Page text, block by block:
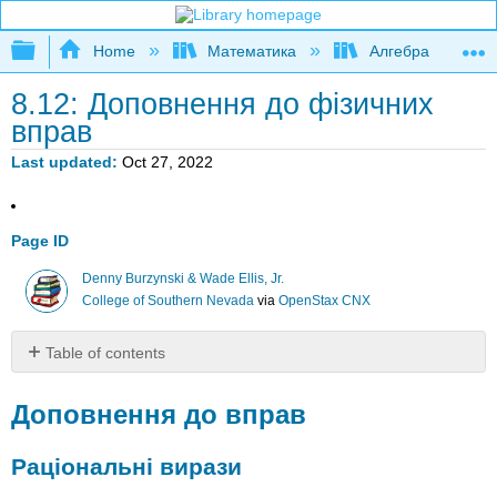
Expand/collapse global hierarchy
Home Математика Алгебра
8.12: Доповнення до фізичних
вправ
Last updated Oct 27, 2022
Page ID
Denny Burzynski & Wade Ellis, Jr.
College of Southern Nevadavia OpenStax CNX
Table of contents
до
вправ
Раціональні
вирази
Доповнення до вправ
Раціональні вирази